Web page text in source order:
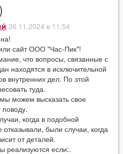
)
26.11.2024 в 11:54
сайт ООО "Час-Пик"!
что вопросы, связанные с
находятся в исключительной
внутренних дел. По этой
туда.
можем высказать свое
когда в подобной
отказывали, были случаи, когда
от деталей.
реализуются если:.